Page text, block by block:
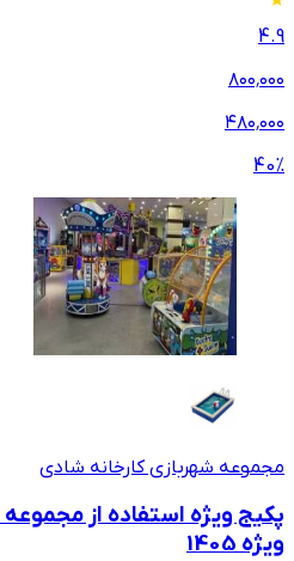
4.9
۸۰۰٬۰۰۰
۴۸۰٬۰۰۰
40%
مجموعه شهربازی کارخانه شادی
پکیج ویژه استفاده از
ویژه 1405